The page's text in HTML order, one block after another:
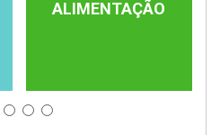
ALIMENTAÇÃO